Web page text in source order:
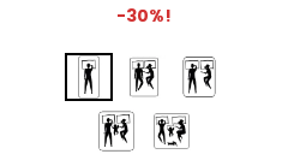
30